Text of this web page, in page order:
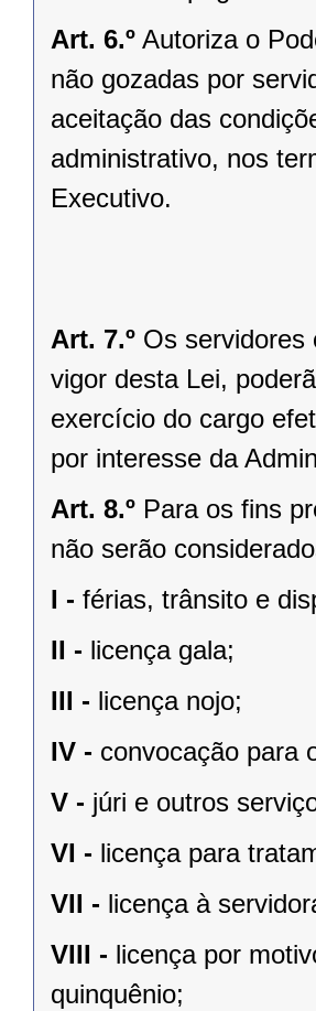
Art. 6.º Autoriza o
não gozadas por
aceitação das
administrativo, nos
Executivo.
Art. 7.º Os servidores
vigor desta Lei,
exercício do cargo
por interesse da
Art. 8.º Para os fins
não serão
I - férias, trânsito e
II - licença gala;
III - licença nojo;
IV - convocação para
V - júri e outros
VI - licença para
VII - licença à
VIII - licença por
quinquênio;